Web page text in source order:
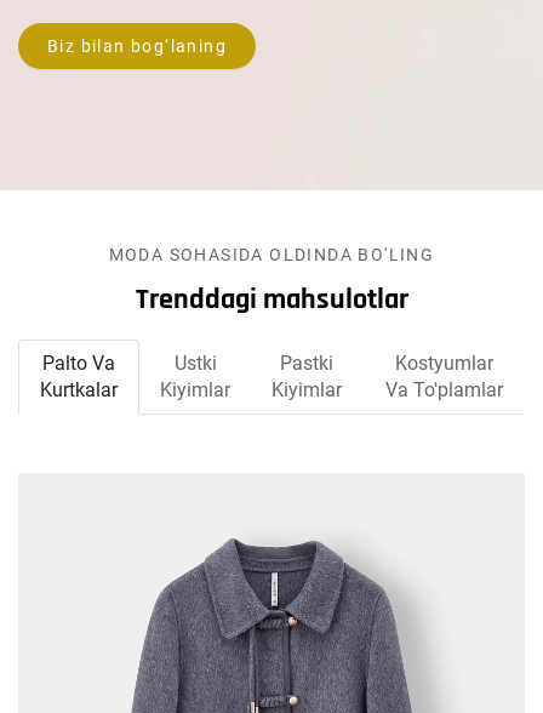
Biz bilan bog‘laning
MODA SOHASIDA OLDINDA BO'LING
Trenddagi mahsulotlar
Palto Va
Kurtkalar
Ustki
Kiyimlar
Pastki
Kiyimlar
Kostyumlar
Va To'plamlar